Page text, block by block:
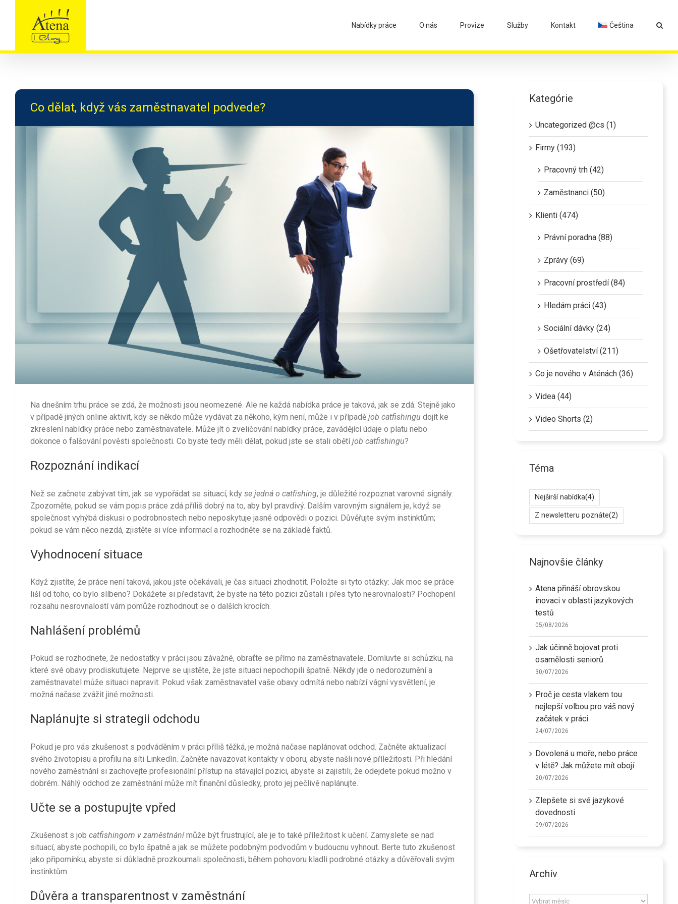
Nabídky práce O nás Provize Služby Kontakt Čeština
Co dělat, když vás zaměstnavatel podvede?
Na dnešním trhu práce se zdá, že možnosti jsou neomezené. Ale ne každá nabídka práce je taková, jak se zdá. Stejně jako
v případě jiných online aktivit, kdy se někdo může vydávat za někoho, kým není, může i v případě job catfishingu dojít ke
zkreslení nabídky práce nebo zaměstnavatele. Může jít o zveličování nabídky práce, zavádějící údaje o platu nebo
dokonce o falšování pověsti společnosti. Co byste tedy měli dělat, pokud jste se stali obětíjob catfishingu?
Rozpoznání indikací
Než se začnete zabývat tím, jak se vypořádat se situací, kdy se jedná o catfishing, je důležité rozpoznat varovné signály.
Zpozorněte, pokud se vám popis práce zdá příliš dobrý na to, aby byl pravdivý. Dalším varovným signálem je, když se
společnost vyhýbá diskusi o podrobnostech nebo neposkytuje jasné odpovědi o pozici. Důvěřujte svým instinktům;
pokud se vám něco nezdá, zjistěte si více informací a rozhodněte se na základě faktů.
Vyhodnocení situace
Když zjistíte, že práce není taková, jakou jste očekávali, je čas situaci zhodnotit. Položte si tyto otázky: Jak moc se práce
liší od toho, co bylo slíbeno? Dokážete si představit, že byste na této pozici zůstali i přes tyto nesrovnalosti? Pochopení
rozsahu nesrovnalostí vám pomůže rozhodnout se o dalších krocích.
Nahlášení problémů
Pokud se rozhodnete, že nedostatky v práci jsou závažné, obraťte se přímo na zaměstnavatele. Domluvte si schůzku, na
které své obavy prodiskutujete. Nejprve se ujistěte, že jste situaci nepochopili špatně. Někdy jde o nedorozumění a
zaměstnavatel může situaci napravit. Pokud však zaměstnavatel vaše obavy odmítá nebo nabízí vágní vysvětlení, je
možná načase zvážit jiné možnosti.
Naplánujte si strategii odchodu
Pokud je pro vás zkušenost s podváděním v práci příliš těžká, je možná načase naplánovat odchod. Začněte aktualizací
svého životopisu a profilu na síti LinkedIn. Začněte navazovat kontakty v oboru, abyste našli nové příležitosti. Při hledání
nového zaměstnání si zachovejte profesionální přístup na stávající pozici, abyste si zajistili, že odejdete pokud možno v
dobrém. Náhlý odchod ze zaměstnání může mít finanční důsledky, proto jej pečlivě naplánujte.
Učte se a postupujte vpřed
Zkušenost s job catfishingom v zaměstnánímůže být frustrující, ale je to také příležitost k učení. Zamyslete se nad
situací, abyste pochopili, co bylo špatně a jak se můžete podobným podvodům v budoucnu vyhnout. Berte tuto zkušenost
jako připomínku, abyste si důkladně prozkoumali společnosti, během pohovoru kladli podrobné otázky a důvěřovali svým
instinktům.
Důvěra a transparentnost v zaměstnání
Kategórie
Uncategorized @cs (1)
Firmy (193)
Pracovný trh (42)
Zaměstnanci (50)
Klienti (474)
Právní poradna (88)
Zprávy (69)
Pracovní prostředí (84)
Hledám práci (43)
Sociální dávky (24)
Ošetřovatelství (211)
Co je nového v Aténách (36)
Videa (44)
Video Shorts (2)
Téma
Nejširší nabídka(4)
Z newsletteru poznáte(2)
Najnovšie články
Atena přináší obrovskou
inovaci v oblasti jazykových
testů
05/08/2026
Jak účinně bojovat proti
osamělosti seniorů
30/07/2026
Proč je cesta vlakem tou
nejlepší volbou pro váš nový
začátek v práci
24/07/2026
Dovolená u moře, nebo práce
v létě? Jak můžete mít obojí
20/07/2026
Zlepšete si své jazykové
dovednosti
09/07/2026
Archív
Archív